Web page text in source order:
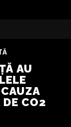
AU
CO2